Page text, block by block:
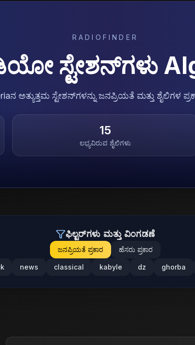
RADIOFINDER
ಸ್ಟೇಶನ್‌ಗಳು
ಅತ್ಯುತ್ತಮ ಸ್ಟೇಶನ್‌ಗಳನ್ನು ಜನಪ್ರಿಯತೆ ಮತ್ತು ಶೈಲಿಗಳ
15
ಲಭ್ಯವಿರುವ ಶೈಲಿಗಳು
ಫಿಲ್ಟರ್‌ಗಳು ಮತ್ತು ವಿಂಗಡಣೆ
ಜನಪ್ರಿಯತೆ ಪ್ರಕಾರ ಹೆಸರು ಪ್ರಕಾರ
news classical kabyle dz ghorba